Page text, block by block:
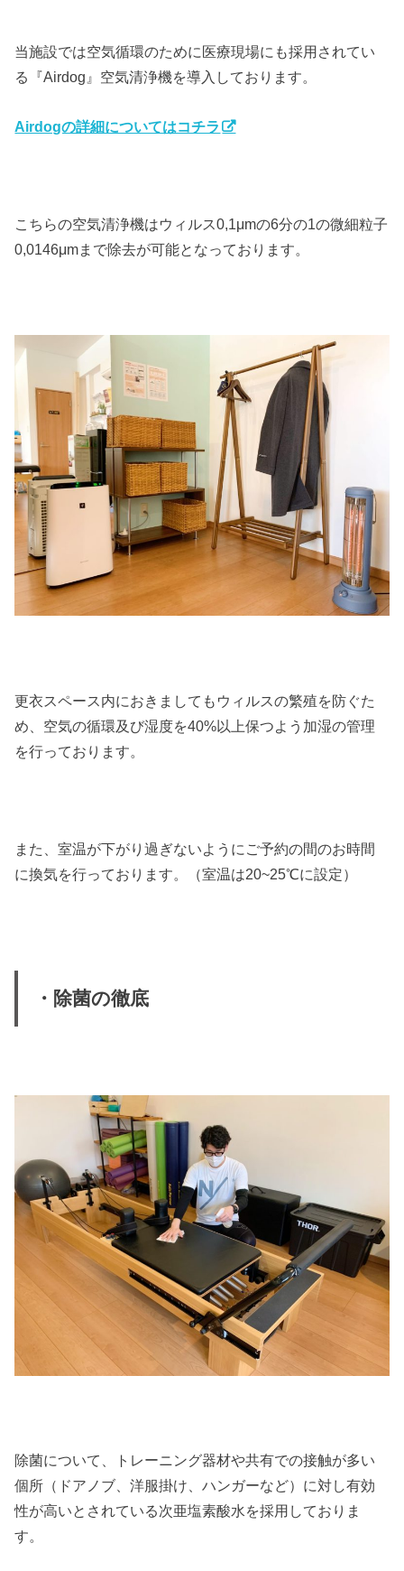
当施設では空気循環のために医療現場にも採用されてい
る『Airdog』空気清浄機を導入しております。
Airdogの詳細についてはコチラ
こちらの空気清浄機はウィルス0,1μmの6分の1の微細粒子
0,0146μmまで除去が可能となっております。
更衣スペース内におきましてもウィルスの繁殖を防ぐた
め、空気の循環及び湿度を40%以上保つよう加湿の管理
を行っております。
また、室温が下がり過ぎないようにご予約の間のお時間
に換気を行っております。（室温は20~25℃に設定）
・除菌の徹底
除菌について、トレーニング器材や共有での接触が多い
個所（ドアノブ、洋服掛け、ハンガーなど）に対し有効
性が高いとされている次亜塩素酸水を採用しておりま
す。